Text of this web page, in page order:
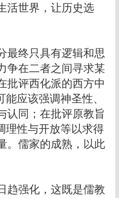
活世界，让历史选
最终只具有逻辑和思
争在二者之间寻求某
批评西化派的西方中
应该强调神圣性、
认同；在批评原教旨
理性与开放等以求得
。儒家的成熟，以此
趋强化，这既是儒教